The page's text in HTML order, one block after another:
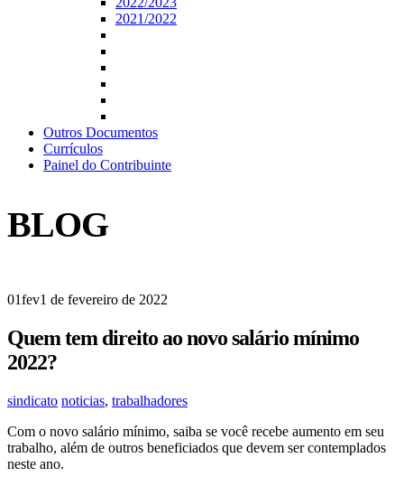
2021/2022
Outros Documentos
Currículos
Painel do Contribuinte
BLOG
01fev1 de fevereiro de 2022
Quem tem direito ao novo salário mínimo
2022?
sindicato noticias, trabalhadores
Com o novo salário mínimo, saiba se você recebe aumento em seu
trabalho, além de outros beneficiados que devem ser contemplados
neste ano.